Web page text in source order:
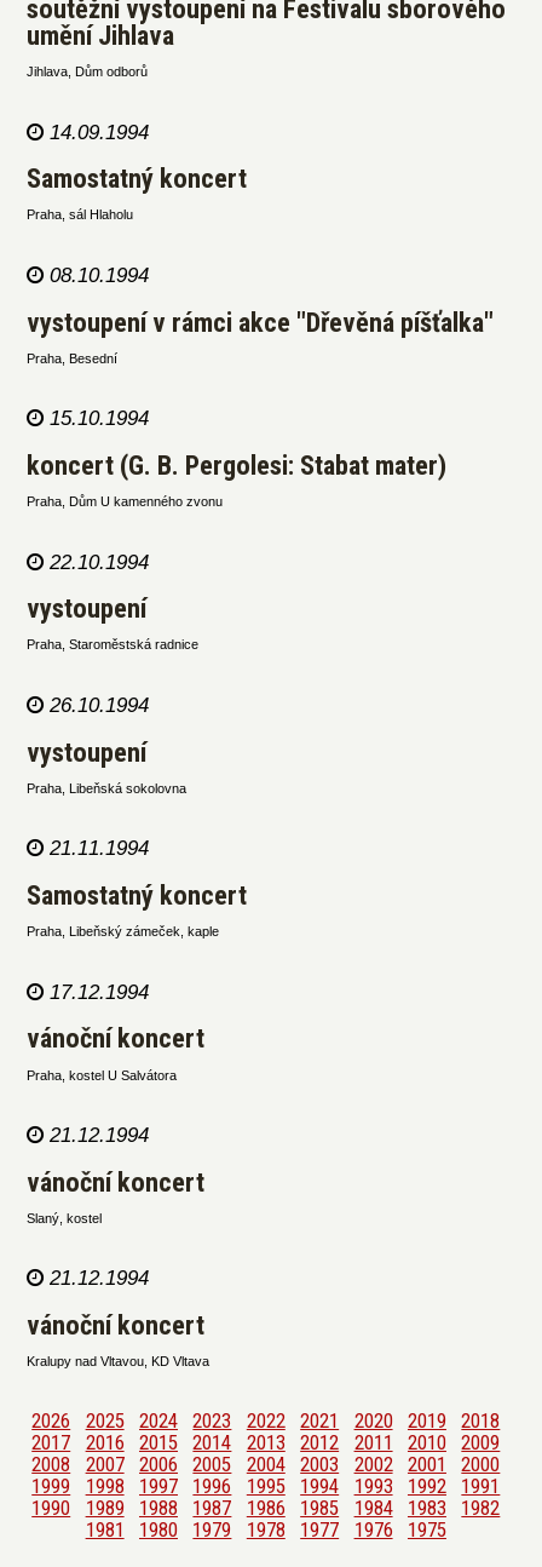
soutěžní vystoupení na Festivalu sborového
umění Jihlava
Jihlava, Dům odborů
14.09.1994
Samostatný koncert
Praha, sál Hlaholu
08.10.1994
vystoupení v rámci akce "Dřevěná píšťalka"
Praha, Besední
15.10.1994
koncert (G. B. Pergolesi: Stabat mater)
Praha, Dům U kamenného zvonu
22.10.1994
vystoupení
Praha, Staroměstská radnice
26.10.1994
vystoupení
Praha, Libeňská sokolovna
21.11.1994
Samostatný koncert
Praha, Libeňský zámeček, kaple
17.12.1994
vánoční koncert
Praha, kostel U Salvátora
21.12.1994
vánoční koncert
Slaný, kostel
21.12.1994
vánoční koncert
Kralupy nad Vltavou, KD Vltava
2026 2025 2024 2023 2022 2021 2020 2019
2018
2017
2016 2015 2014 2013 2012 2011 2010
2009
2008
2007 2006 2005 2004 2003 2002 2001
2000
1999
1998 1997 1996 1995 1994 1993 1992
1991
1990
1989 1988 1987 1986 1985 1984 1983
1982
1981
1980 1979 1978 1977 1976 1975